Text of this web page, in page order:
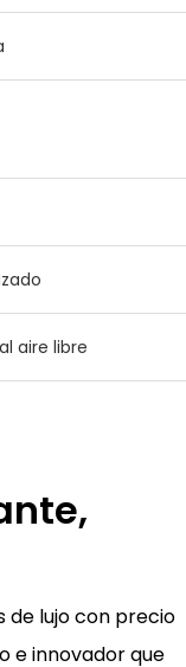
aire libre
de lujo con precio
e innovador que